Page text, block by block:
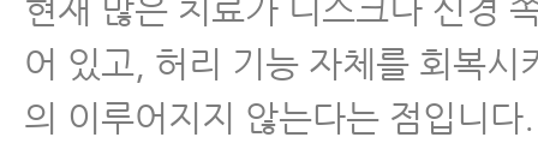
현재 많은 치료가 디스크나 신경
어 있고, 허리 기능 자체를 회복시
의 이루어지지 않는다는 점입니다.